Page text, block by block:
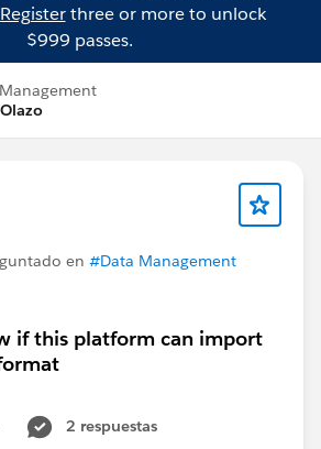
Registerthree or more to unlock
$999 passes.
en #Data Management
if this platform can import
2 respuestas